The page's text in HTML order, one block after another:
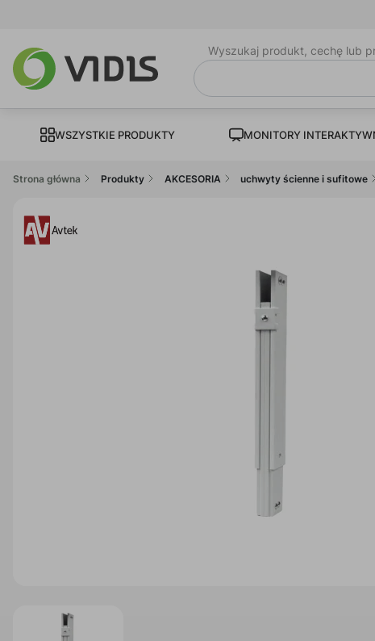
Wyszukaj produkt, cechę lub
WSZYSTKIE PRODUKTY MONITORY
Strona główna Produkty AKCESORIA uchwyty ścienne i sufitowe